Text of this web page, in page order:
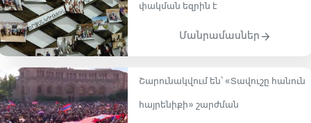
փակման եզրին է
Մանրամասներ
Շարունակվում են՝ «Տավուշը հանուն
հայրենիքի» շարժման